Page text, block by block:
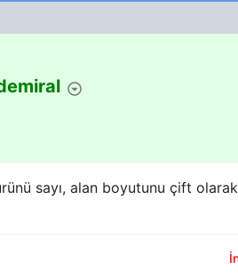
sayı, alan boyutunu çift